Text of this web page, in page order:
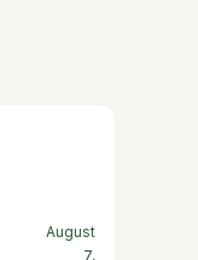
August
7,